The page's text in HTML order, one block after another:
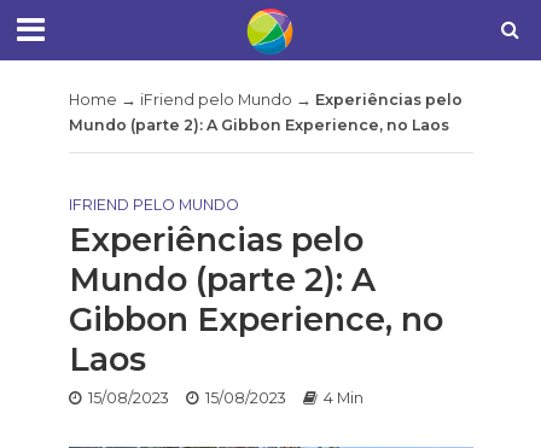
Home → iFriend pelo Mundo → Experiências pelo
Mundo (parte 2): A Gibbon Experience, no Laos
IFRIEND PELO MUNDO
Experiências pelo
Mundo (parte 2): A
Gibbon Experience, no
Laos
15/08/2023 15/08/2023 4 Min